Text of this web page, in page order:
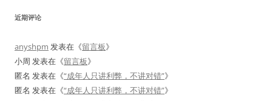
近期评论
anyshpm 发表在《留言板》
小周 发表在《留言板》
匿名 发表在《“成年人只讲利弊，不讲对错”》
匿名 发表在《“成年人只讲利弊，不讲对错”》